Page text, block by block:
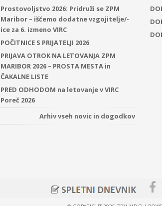
Prostovoljstvo 2026: Pridruži se ZPM
Maribor – iščemo dodatne vzgojitelje/-
ice za 6. izmeno VIRC
POČITNICE S PRIJATELJI 2026
PRIJAVA OTROK NA LETOVANJA ZPM
MARIBOR 2026 – PROSTA MESTA in
ČAKALNE LISTE
PRED ODHODOM na letovanje v VIRC
Poreč 2026
Arhiv vseh novic in dogodkov